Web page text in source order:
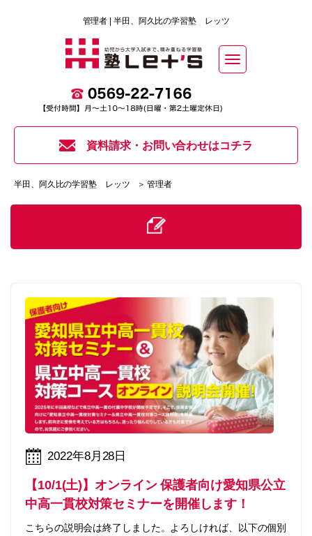
管理者 | 半田、阿久比の学習塾 レッツ
Toggle
navigation
資料請求・お問い合わせはコチラ
半田、阿久比の学習塾 レッツ ＞ 管理者
2022年8月28日
【10/1(土)】オンライン 保護者向け愛知県公立
中高一貫校対策セミナーを開催します！
こちらの説明会は終了しました。よろしければ、以下の個別